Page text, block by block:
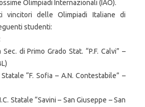
Olimpiadi Internazionali (IAO).
vincitori delle Olimpiadi Italiane di
studenti:
di Primo Grado Stat. “P.F. Calvi” –
“F. Sofia – A.N. Contestabile” –
Statale “Savini – San Giuseppe – San